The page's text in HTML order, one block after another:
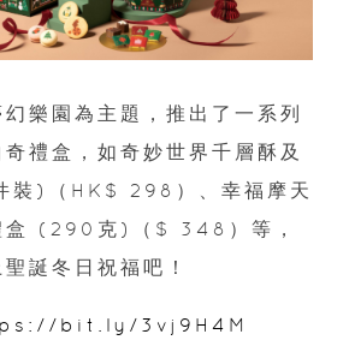
樂園為主題，推出了一系列
禮盒，如奇妙世界千層酥及
裝)（HK$ 298）、幸福摩天
盒 (290克)（$ 348）等，
誕冬日祝福吧！
bit.ly/3vj9H4M